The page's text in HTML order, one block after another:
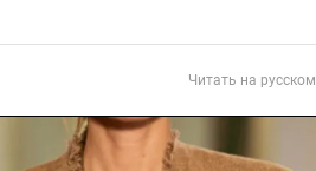
Читать на русском